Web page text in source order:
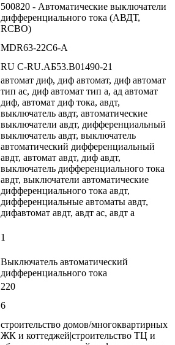
500820 - Автоматические выключатели
дифференциального тока (АВДТ,
RCBO)
MDR63-22C6-A
RU C-RU.АБ53.B01490-21
автомат диф, диф автомат, диф автомат
тип ас, диф автомат тип а, ад автомат
диф, автомат диф тока, авдт,
выключатель авдт, автоматические
выключатели авдт, дифференциальный
выключатель авдт, выключатель
автоматический дифференциальный
авдт, автомат авдт, диф авдт,
выключатель дифференциального тока
авдт, выключатели автоматические
дифференциального тока авдт,
дифференциальные автоматы авдт,
дифавтомат авдт, авдт ас, авдт а
1
Выключатель автоматический
дифференциального тока
220
6
строительство домов/многоквартирных
ЖК и коттеджей|строительство ТЦ и